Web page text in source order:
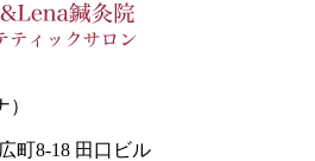
町8-18 田口ビル